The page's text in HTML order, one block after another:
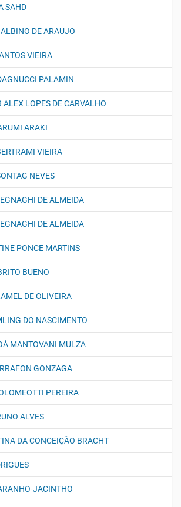
SAHD
DE ARAUJO
VIEIRA
PALAMIN
ALEX LOPES DE CARVALHO
ARAKI
VIEIRA
NEVES
DE ALMEIDA
DE ALMEIDA
PONCE MARTINS
BUENO
DE OLIVEIRA
DO NASCIMENTO
MANTOVANI MULZA
GONZAGA
PEREIRA
ALVES
DA CONCEIÇÃO BRACHT
JACINTHO